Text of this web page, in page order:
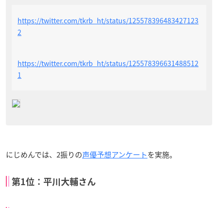
https://twitter.com/tkrb_ht/status/125578396483427123
2
https://twitter.com/tkrb_ht/status/125578396631488512
1
にじめんでは、2振りの声優予想アンケートを実施。
第1位：平川大輔さん